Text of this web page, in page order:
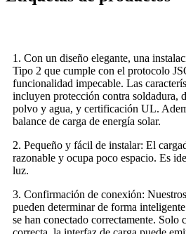
1. Con un diseño elegante, una
Tipo 2 que cumple con el protocolo
funcionalidad impecable. Las
incluyen protección contra soldadura,
polvo y agua, y certificación UL.
balance de carga de energía solar.
2. Pequeño y fácil de instalar: El
razonable y ocupa poco espacio. Es
luz.
3. Confirmación de conexión:
pueden determinar de forma
se han conectado correctamente. Solo